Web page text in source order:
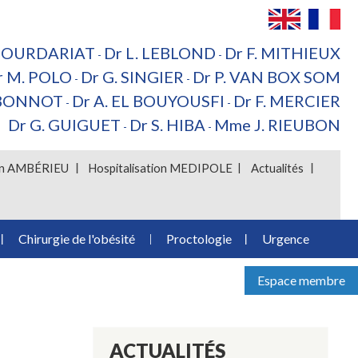
- Dr L. LEBLOND - Dr F. MITHIEUX
M. POLO - Dr G. SINGIER - Dr P. VAN BOX SOM
- Dr A. EL BOUYOUSFI - Dr F. MERCIER
Dr G. GUIGUET - Dr S. HIBA - Mme J. RIEUBON
AMBÉRIEU Hospitalisation MEDIPOLE Actualités
Chirurgie de l'obésité Proctologie Urgence
Espace membre
ACTUALITÉS